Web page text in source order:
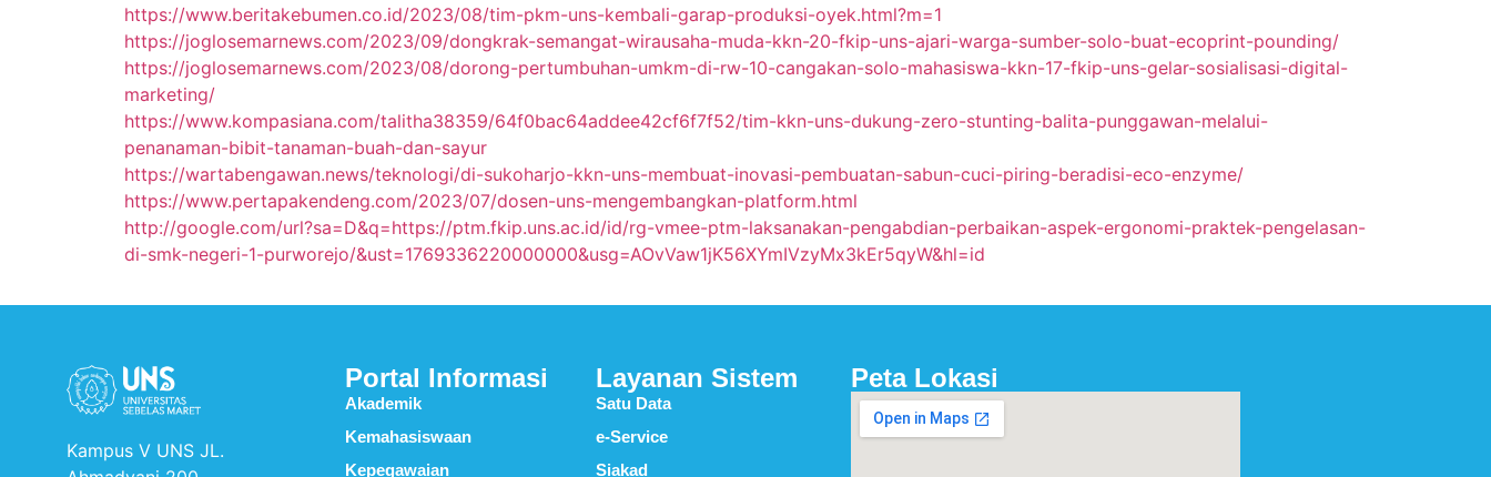
https://www.beritakebumen.co.id/2023/08/tim-pkm-uns-kembali-garap-produksi-oyek.html?m=1
https://joglosemarnews.com/2023/09/dongkrak-semangat-wirausaha-muda-kkn-20-fkip-uns-ajari-warga-sumber-solo-buat-ecoprint-pounding/
https://joglosemarnews.com/2023/08/dorong-pertumbuhan-umkm-di-rw-10-cangakan-solo-mahasiswa-kkn-17-fkip-uns-gelar-sosialisasi-digital-
marketing/
https://www.kompasiana.com/talitha38359/64f0bac64addee42cf6f7f52/tim-kkn-uns-dukung-zero-stunting-balita-punggawan-melalui-
penanaman-bibit-tanaman-buah-dan-sayur
https://wartabengawan.news/teknologi/di-sukoharjo-kkn-uns-membuat-inovasi-pembuatan-sabun-cuci-piring-beradisi-eco-enzyme/
https://www.pertapakendeng.com/2023/07/dosen-uns-mengembangkan-platform.html
http://google.com/url?sa=D&q=https://ptm.fkip.uns.ac.id/id/rg-vmee-ptm-laksanakan-pengabdian-perbaikan-aspek-ergonomi-praktek-pengelasan-
di-smk-negeri-1-purworejo/&ust=1769336220000000&usg=AOvVaw1jK56XYmIVzyMx3kEr5qyW&hl=id
Kampus V UNS JL.
Portal Informasi
Akademik
Kemahasiswaan
Kepegawaian
Layanan Sistem
Satu Data
e-Service
Siakad
Peta Lokasi